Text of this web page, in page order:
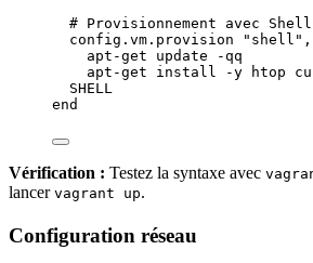
# Provisionnement avec Shell
config. vm . provision " shell " ,
apt-get
update
-qq
apt-get
install -y htop
SHELL
end
Vérification : Testez la syntaxe avec
lancer vagrant up.
Configuration réseau